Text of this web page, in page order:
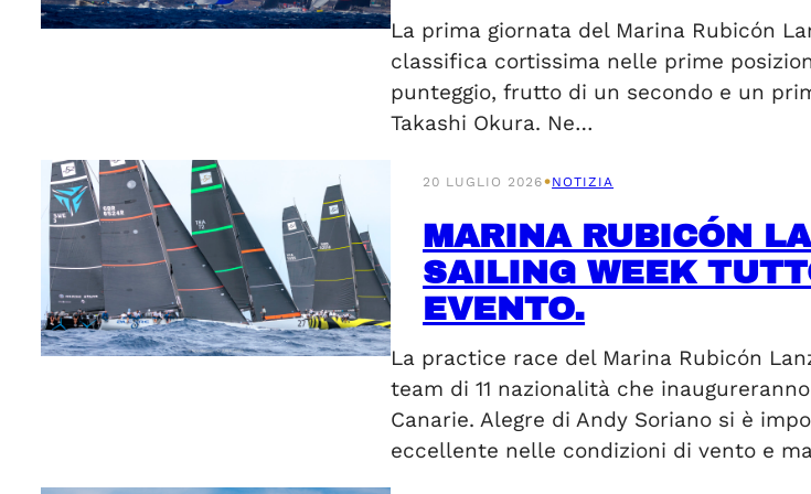
La prima giornata del Marina Rubicón
classifica cortissima nelle prime
punteggio, frutto di un secondo e un
Takashi Okura. Ne…
20 LUGLIO 2026•NOTIZIA
MARINA RUBICÓN
SAILING WEEK
EVENTO.
La practice race del Marina Rubicón
team di 11 nazionalità che
Canarie. Alegre di Andy Soriano si è
eccellente nelle condizioni di vento e